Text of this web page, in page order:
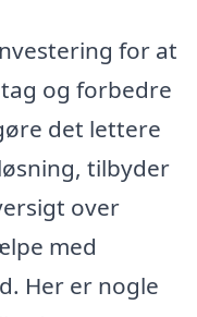
for at
og forbedre
det lettere
tilbyder
over
med
Her er nogle